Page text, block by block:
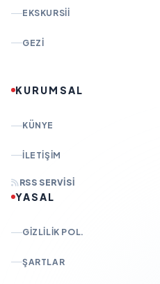
EKSKURSII
GEZI
KURUMSAL
KÜNYE
İLETIŞIM
RSS SERVISI
YASAL
GIZLILIK POL.
ŞARTLAR